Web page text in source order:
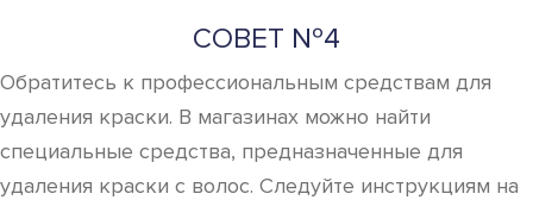
СОВЕТ №4
Обратитесь к профессиональным средствам для
удаления краски. В магазинах можно найти
специальные средства, предназначенные для
удаления краски с волос. Следуйте инструкциям на